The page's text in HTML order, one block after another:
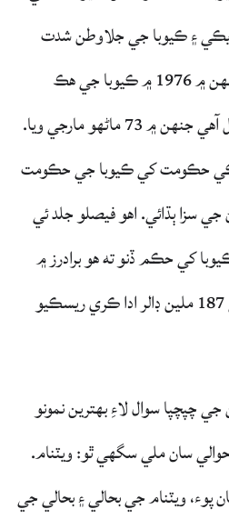
۽ ڪيوبا جي جلاوطن شدت
پسندن جي سرگرمين کان، جنهن ۾ 1976 ۾ ڪيوبا جي هڪ
گهريلو پرواز تي بمباري شامل آهي جنهن ۾ 73 ماڻهو مارجي ويا.
حڪومت کي ڪيوبا جي حڪومت
ڪرڻ جي سزا ٻڌائي. اهو فيصلو جلد ئي
کي حڪم ڏنو ته هو برادرز ۾
مارجي ويلن جي خاندانن کي 187 ملين ڊالر ادا ڪري ريسڪيو
چپچپا سوال لاءِ بهترين نمونو
سان ملي سگهي ٿو: ويٽنام.
پوء، ويٽنام جي بحالي ۽ بحالي جي